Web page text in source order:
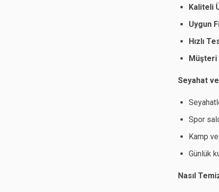
Kaliteli
Uygun
Hızlı
Müşteri
Seyahat
Spor
Kamp
Günlük
Nasıl